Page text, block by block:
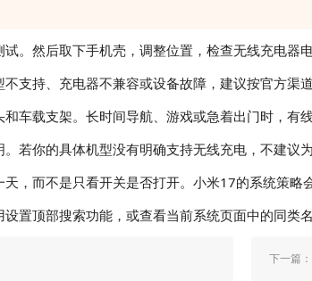
然后取下手机壳，调整位置，检查无线充电器电
持、充电器不兼容或设备故障，建议按官方渠道
载支架。长时间导航、游戏或急着出门时，有线
你的具体机型没有明确支持无线充电，不建议为
而不是只看开关是否打开。小米17的系统策略
顶部搜索功能，或查看当前系统页面中的同类
下一篇：